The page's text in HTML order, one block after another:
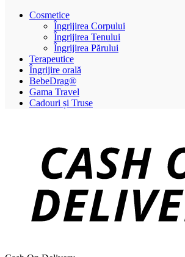
Cosmetice
Îngrijirea Corpului
Îngrijirea Tenului
Îngrijirea Părului
Terapeutice
Îngrijire orală
BebeDrag®
Gama Travel
Cadouri și Truse